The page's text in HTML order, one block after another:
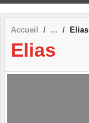
Accueil Elias
Elias